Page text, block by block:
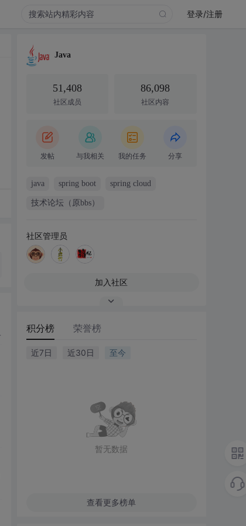
登录/注册
Java
51,408
社区成员
86,098
社区内容
发帖 与我相关 我的任务 分享
java spring boot spring cloud
技术论坛（原bbs）
社区管理员
加入社区
积分榜 荣誉榜
近7日 近30日 至今
暂无数据
查看更多榜单